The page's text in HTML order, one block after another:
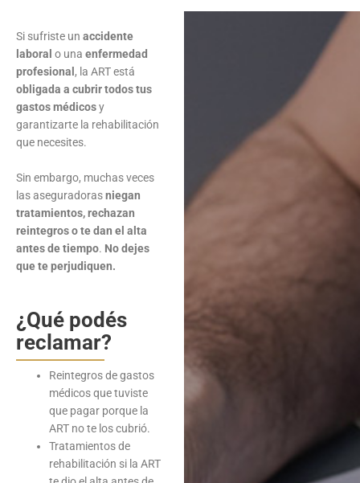
Si sufriste un accidente
laboral o una enfermedad
profesional , la ART está
obligada a cubrir todos tus
gastos médicosy
garantizarte la rehabilitación
que necesites.
Sin embargo, muchas veces
las aseguradorasniegan
tratamientos, rechazan
reintegros o te dan el alta
antes de tiempo. No dejes
que te perjudiquen.
¿Qué podés
reclamar?
Reintegros de gastos
médicos que tuviste
que pagar porque la
ART no te los cubrió.
Tratamientos de
rehabilitación si la ART